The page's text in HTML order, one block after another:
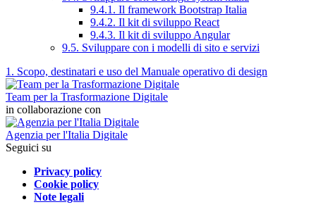
9.4.1. Il framework Bootstrap Italia
9.4.2. Il kit di sviluppo React
9.4.3. Il kit di sviluppo Angular
9.5. Sviluppare con i modelli di sito e servizi
1. Scopo, destinatari e uso del Manuale operativo di design
Team per la Trasformazione Digitale
in collaborazione con
Agenzia per l'Italia Digitale
Seguici su
Privacy policy
Cookie policy
Note legali